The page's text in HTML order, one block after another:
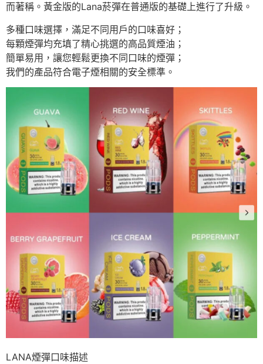
而著稱。黃金版的Lana菸彈在普通版的基礎上進行了升級。
多種口味選擇，滿足不同用戶的口味喜好；
每顆煙彈均充填了精心挑選的高品質煙油；
簡單易用，讓您輕鬆更換不同口味的煙彈；
我們的產品符合電子煙相關的安全標準。
LANA煙彈口味描述